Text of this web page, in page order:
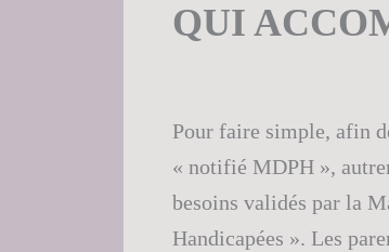
QUI
Pour faire simple, afin
« notifié MDPH »,
besoins validés par la
Handicapées ». Les